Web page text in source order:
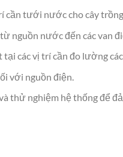
tưới nước cho cây
nguồn nước đến các van
các vị trí cần đo lường
với nguồn điện.
thử nghiệm hệ thống để